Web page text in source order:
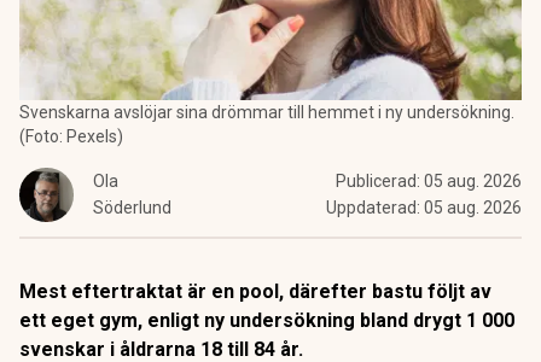
Svenskarna avslöjar sina drömmar till hemmet i ny undersökning.
(Foto: Pexels)
Ola
Söderlund
Publicerad: 05 aug. 2026
Uppdaterad: 05 aug. 2026
Mest eftertraktat är en pool, därefter bastu följt av
ett eget gym, enligt ny undersökning bland drygt 1 000
svenskar i åldrarna 18 till 84 år.